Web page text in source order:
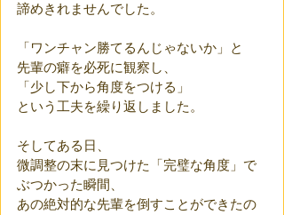
諦めきれませんでした。
「ワンチャン勝てるんじゃないか」と
先輩の癖を必死に観察し、
「少し下から角度をつける」
という工夫を繰り返しました。
そしてある日、
微調整の末に見つけた「完璧な角度」で
ぶつかった瞬間、
あの絶対的な先輩を倒すことができたの